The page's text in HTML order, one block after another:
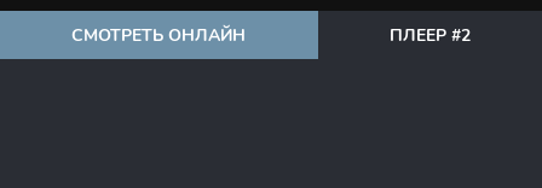
СМОТРЕТЬ ОНЛАЙН ПЛЕЕР #2